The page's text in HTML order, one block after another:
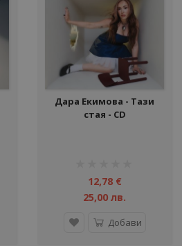
Дара Екимова - Тази
стая - CD
12,78 €
25,00 лв.
Добави